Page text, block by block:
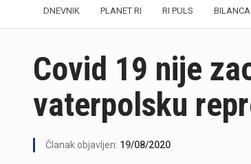
DNEVNIK PLANET RI RI PULS
Covid 19 nije
vaterpolsku
Članak objavljen: 19/08/2020